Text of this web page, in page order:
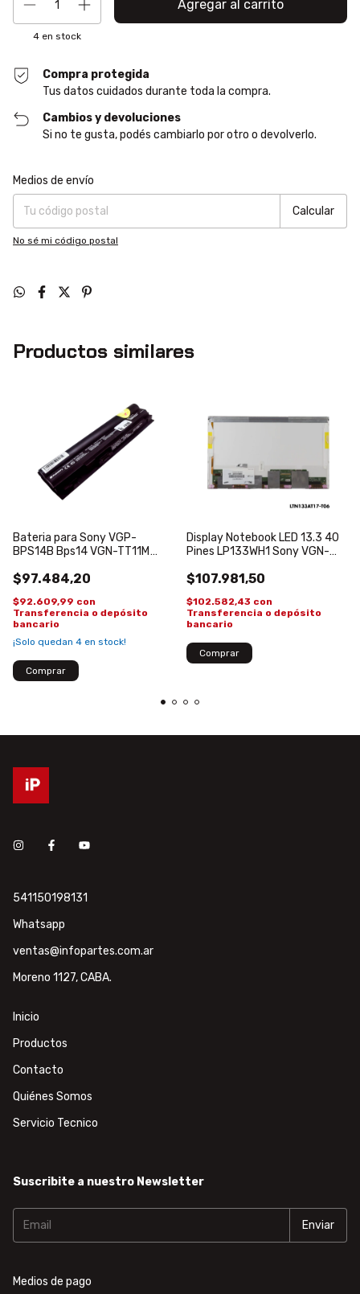
4 en stock
Compra protegida
Tus datos cuidados durante toda la compra.
Cambios y devoluciones
Si no te gusta, podés cambiarlo por otro o devolverlo.
Entregas para el CP:
Medios de envío
Calcular
No sé mi código postal
Productos similares
Bateria para Sony VGP-
BPS14B Bps14 VGN-TT11M
$97.484,20
$92.609,99 con
Transferencia o depósito
bancario
¡Solo quedan 4 en stock!
Display Notebook LED 13.3 40
Pines LP133WH1 Sony VGN-
$107.981,50
$102.582,43 con
Transferencia o depósito
bancario
541150198131
Whatsapp
ventas@infopartes.com.ar
Moreno 1127, CABA.
Inicio
Productos
Contacto
Quiénes Somos
Servicio Tecnico
Suscribite a nuestro Newsletter
Medios de pago